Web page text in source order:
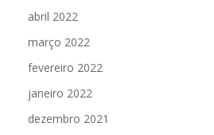
abril 2022
março 2022
fevereiro 2022
janeiro 2022
dezembro 2021